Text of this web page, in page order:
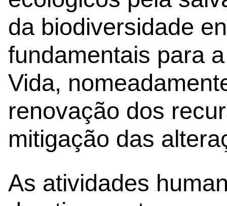
da biodiversidade
fundamentais para
Vida,
renovação dos
mitigação das
As atividades